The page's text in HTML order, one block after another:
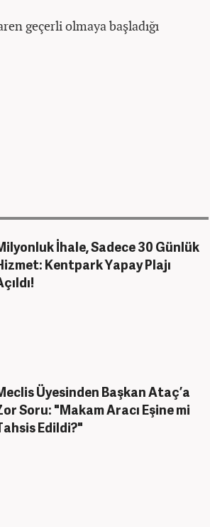
geçerli olmaya başladığı
İhale, Sadece 30 Günlük
Kentpark Yapay Plajı
Üyesinden Başkan Ataç’a
Soru: "Makam Aracı Eşine mi
Edildi?"